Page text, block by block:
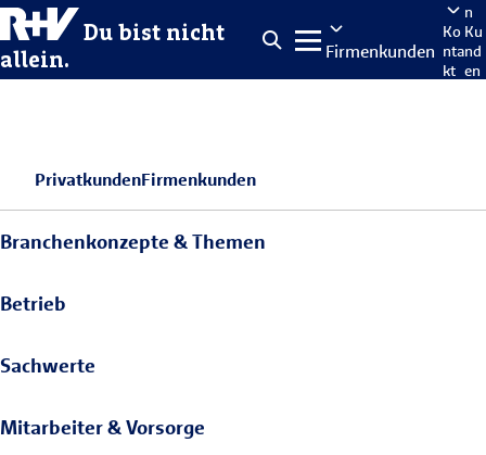
Du bist nicht
allein.
Firmenkunden
Ko
nta
kt
n
Ku
nd
en
PrivatkundenFirmenkunden
Branchenkonzepte & Themen
Betrieb
Sachwerte
Mitarbeiter & Vorsorge